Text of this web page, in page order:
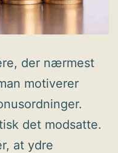
der nærmest
motiverer
det modsatte.
at ydre